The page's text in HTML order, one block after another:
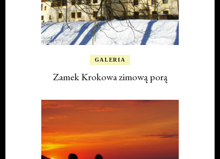
GALERIA
Zamek Krokowa zimową porą